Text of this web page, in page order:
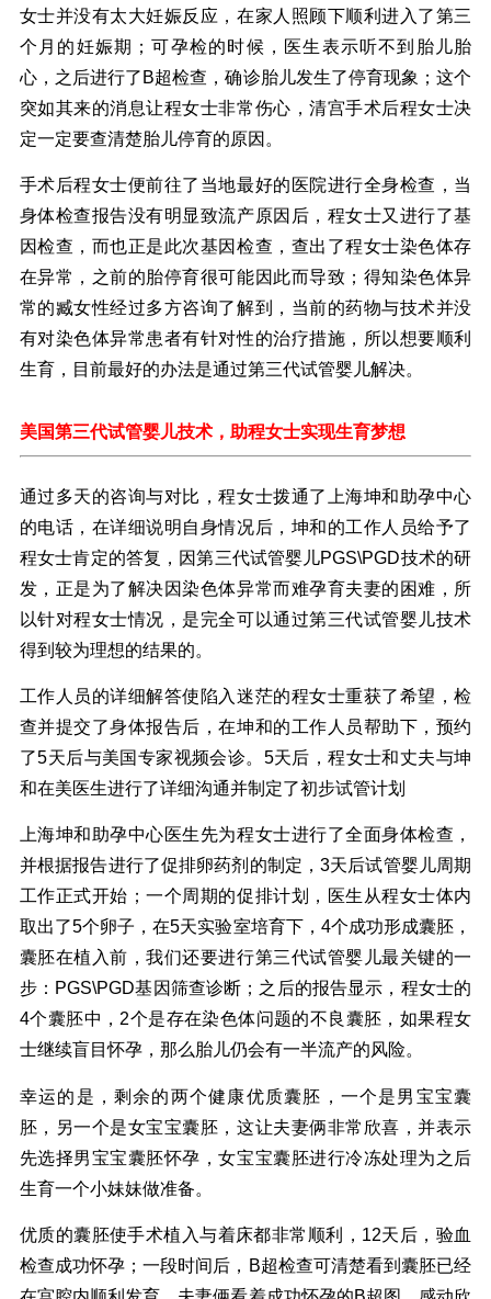
女士并没有太大妊娠反应，在家人照顾下顺利进入了第三
个月的妊娠期；可孕检的时候，医生表示听不到胎儿胎
心，之后进行了B超检查，确诊胎儿发生了停育现象；这个
突如其来的消息让程女士非常伤心，清宫手术后程女士决
定一定要查清楚胎儿停育的原因。
手术后程女士便前往了当地最好的医院进行全身检查，当
身体检查报告没有明显致流产原因后，程女士又进行了基
因检查，而也正是此次基因检查，查出了程女士染色体存
在异常，之前的胎停育很可能因此而导致；得知染色体异
常的臧女性经过多方咨询了解到，当前的药物与技术并没
有对染色体异常患者有针对性的治疗措施，所以想要顺利
生育，目前最好的办法是通过第三代试管婴儿解决。
美国第三代试管婴儿技术，助程女士实现生育梦想
通过多天的咨询与对比，程女士拨通了上海坤和助孕中心
的电话，在详细说明自身情况后，坤和的工作人员给予了
程女士肯定的答复，因第三代试管婴儿PGS\PGD技术的研
发，正是为了解决因染色体异常而难孕育夫妻的困难，所
以针对程女士情况，是完全可以通过第三代试管婴儿技术
得到较为理想的结果的。
工作人员的详细解答使陷入迷茫的程女士重获了希望，检
查并提交了身体报告后，在坤和的工作人员帮助下，预约
了5天后与美国专家视频会诊。5天后，程女士和丈夫与坤
和在美医生进行了详细沟通并制定了初步试管计划
上海坤和助孕中心医生先为程女士进行了全面身体检查，
并根据报告进行了促排卵药剂的制定，3天后试管婴儿周期
工作正式开始；一个周期的促排计划，医生从程女士体内
取出了5个卵子，在5天实验室培育下，4个成功形成囊胚，
囊胚在植入前，我们还要进行第三代试管婴儿最关键的一
步：PGS\PGD基因筛查诊断；之后的报告显示，程女士的
4个囊胚中，2个是存在染色体问题的不良囊胚，如果程女
士继续盲目怀孕，那么胎儿仍会有一半流产的风险。
幸运的是，剩余的两个健康优质囊胚，一个是男宝宝囊
胚，另一个是女宝宝囊胚，这让夫妻俩非常欣喜，并表示
先选择男宝宝囊胚怀孕，女宝宝囊胚进行冷冻处理为之后
生育一个小妹妹做准备。
优质的囊胚使手术植入与着床都非常顺利，12天后，验血
检查成功怀孕；一段时间后，B超检查可清楚看到囊胚已经